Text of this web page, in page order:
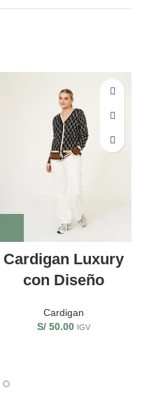
Cardigan Luxury
con Diseño
Cardigan
S/ 50.00 IGV